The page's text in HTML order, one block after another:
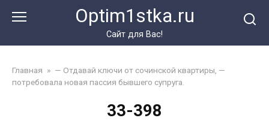
Optim1stka.ru
Сайт для Вас!
Главная » — Отдавай ключи от сочинской квартиры, —
потребовала новая пассия бывшего супруга.
33-398